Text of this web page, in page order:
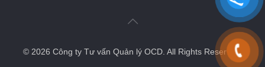
© 2026 Công ty Tư vấn Quản lý OCD. All Rights Reserved.